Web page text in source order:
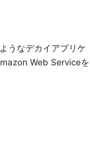
うなデカイアプリケ
Web Serviceを